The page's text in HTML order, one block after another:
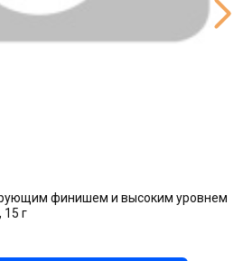
финишем и высоким уровнем
15 г